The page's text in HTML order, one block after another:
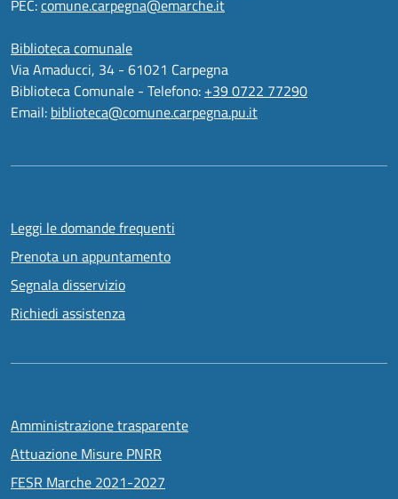
PEC:comune.carpegna@emarche.it
Biblioteca comunale
Via Amaducci, 34 - 61021 Carpegna
Biblioteca Comunale - Telefono: +39 0722 77290
Email: biblioteca@comune.carpegna.pu.it
Leggi le domande frequenti
Prenota un appuntamento
Segnala disservizio
Richiedi assistenza
Amministrazione trasparente
Attuazione Misure PNRR
FESR Marche 2021-2027